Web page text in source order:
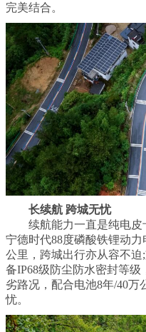
完美结合。
长续航 跨城无忧
续航能力一直是纯电皮
宁德时代88度磷酸铁锂动
公里，跨城出行亦从容不
备IP68级防尘防水密封等
劣路况，配合电池8年/40万
忧。